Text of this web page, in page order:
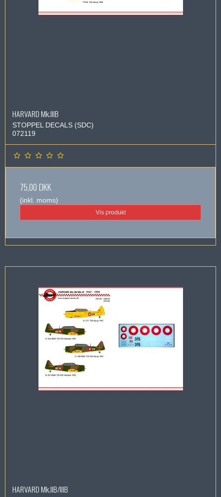
HARVARD Mk.IIIB
STOPPEL DECALS (SDC)
072119
75,00 DKK
(inkl. moms)
Vis produkt
HARVARD Mk.IIB/IIIB